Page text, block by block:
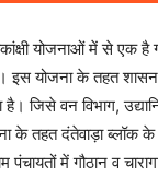
योजनाओं में से एक
योजना के तहत शासन
है। जिसे वन विभाग,
के तहत दंतेवाड़ा
पंचायतों में गौठान व